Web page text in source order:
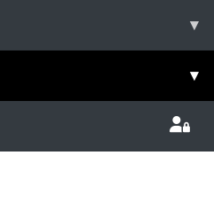
▾
▾